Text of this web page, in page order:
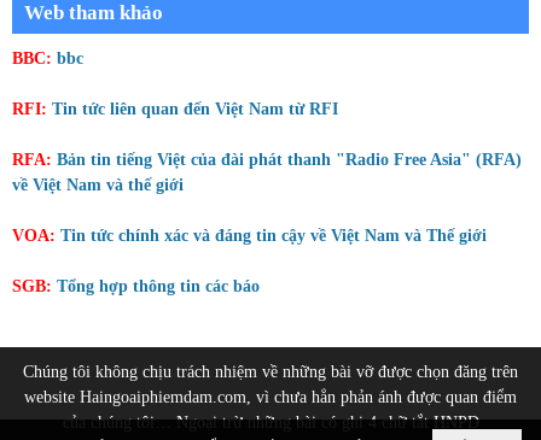
Web tham khảo
BBC: bbc
RFI: Tin tức liên quan đến Việt Nam từ RFI
RFA: Bản tin tiếng Việt của đài phát thanh "Radio Free Asia" (RFA)
về Việt Nam và thế giới
VOA: Tin tức chính xác và đáng tin cậy về Việt Nam và Thế giới
SGB: Tổng hợp thông tin các báo
Chúng tôi không chịu trách nhiệm về những bài vỡ được chọn đăng trên
website Haingoaiphiemdam.com, vì chưa hẳn phản ánh được quan điểm
của chúng tôi… Ngoại trừ những bài có ghi 4 chữ tắt HNPD